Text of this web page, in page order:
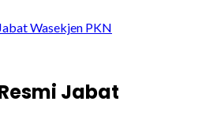
Wasekjen PKN
Jabat